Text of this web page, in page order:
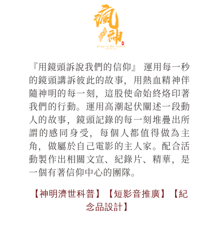
『用鏡頭訴說我們的信仰』 運用每一秒
的鏡頭講訴彼此的故事，用熱血精神伴
隨神明的每一刻，這股使命始終烙印著
我們的行動。運用高潮起伏闡述一段動
人的故事，鏡頭記錄的每一刻堆疊出所
謂的感同身受，每個人都值得做為主
角，做屬於自己電影的主人家。配合活
動製作出相關文宣、紀錄片、精華，是
一個有著信仰中心的團隊。
【神明濟世科普】【短影音推廣】【紀
念品設計】